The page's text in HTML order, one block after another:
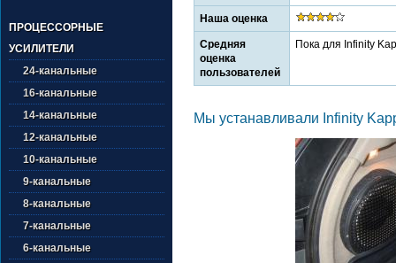
ПРОЦЕССОРНЫЕ
УСИЛИТЕЛИ
24-канальные
16-канальные
14-канальные
12-канальные
10-канальные
9-канальные
8-канальные
7-канальные
6-канальные
Наша оценка
Средняя
оценка
пользователей
Пока для Infinity
Мы устанавливали Infinity